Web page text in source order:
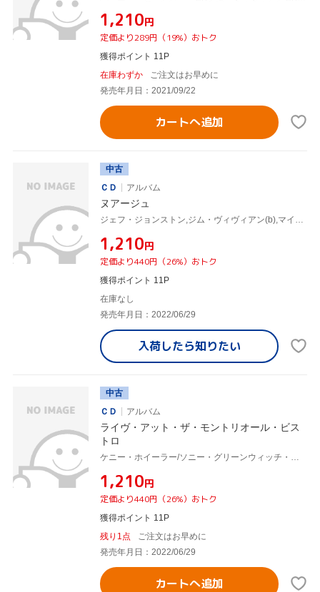
¥1,210円
定価より289円（19%）おトク
獲得ポイント 11P
在庫わずか
ご注文はお早めに
発売年月日：2021/09/22
カートへ追加
中古
ＣＤ
アルバム
ヌアージュ
¥1,210円
定価より440円（26%）おトク
獲得ポイント 11P
在庫なし
発売年月日：2022/06/29
入荷したら知りたい
中古
ＣＤ
アルバム
ライヴ・アット・ザ・モントリオール・ビス
トロ
¥1,210円
定価より440円（26%）おトク
獲得ポイント 11P
残り1点
ご注文はお早めに
発売年月日：2022/06/29
カートへ追加